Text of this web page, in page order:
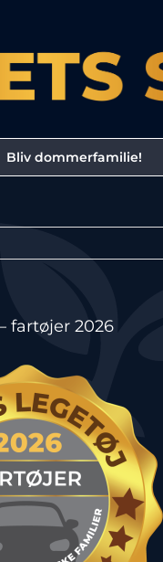
Bliv dommerfamilie!
fartøjer 2026